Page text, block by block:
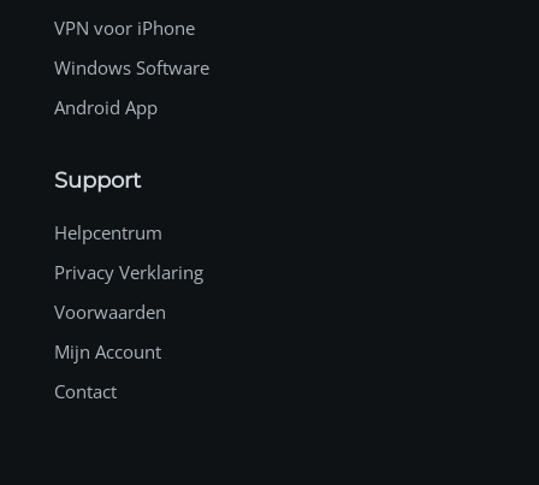
VPN voor iPhone
Windows Software
Android App
Support
Helpcentrum
Privacy Verklaring
Voorwaarden
Mijn Account
Contact